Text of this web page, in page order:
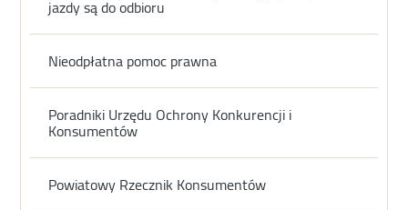
jazdy są do odbioru
Nieodpłatna pomoc prawna
Poradniki Urzędu Ochrony Konkurencji i
Konsumentów
Powiatowy Rzecznik Konsumentów